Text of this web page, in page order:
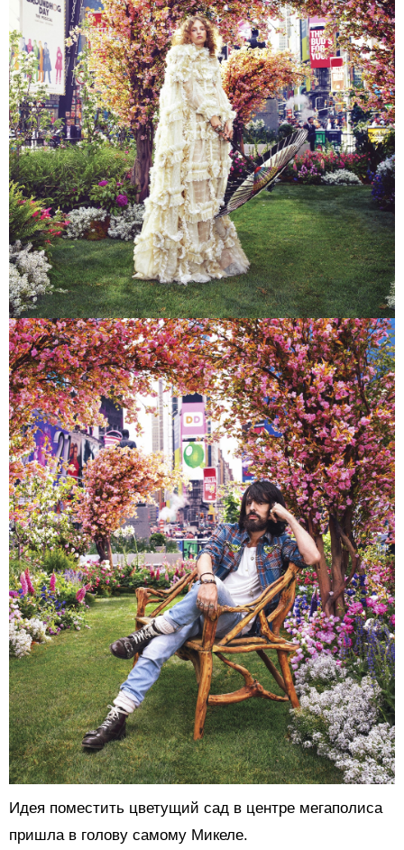
Идея поместить цветущий сад в центре мегаполиса
пришла в голову самому Микеле.